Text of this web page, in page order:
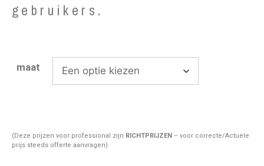
gebruikers.
maat
(Deze prijzen voor professional zijn RICHTPRIJZEN – voor correcte/Actuele
prijs steeds offerte aanvragen)